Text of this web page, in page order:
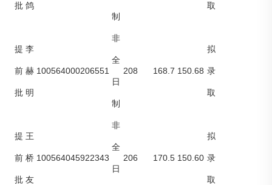
批 鸽
制
取
提
前
批
李
赫
明
100564000206551
非
全
日
制
208 168.7 150.68
拟
录
取
提
前
批
王
桥
友
100564045922343
非
全
日
206 170.5 150.60
拟
录
取